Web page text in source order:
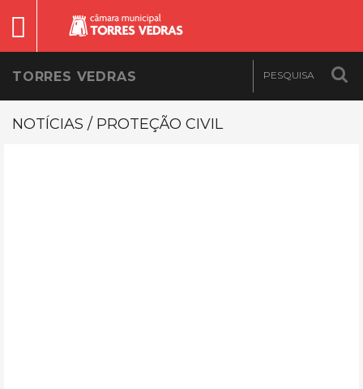
TORRES VEDRAS
NOTÍCIAS / PROTEÇÃO CIVIL